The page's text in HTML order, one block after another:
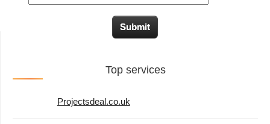
Top services
Projectsdeal.co.uk